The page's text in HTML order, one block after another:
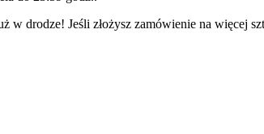
drodze! Jeśli złożysz zamówienie na więcej